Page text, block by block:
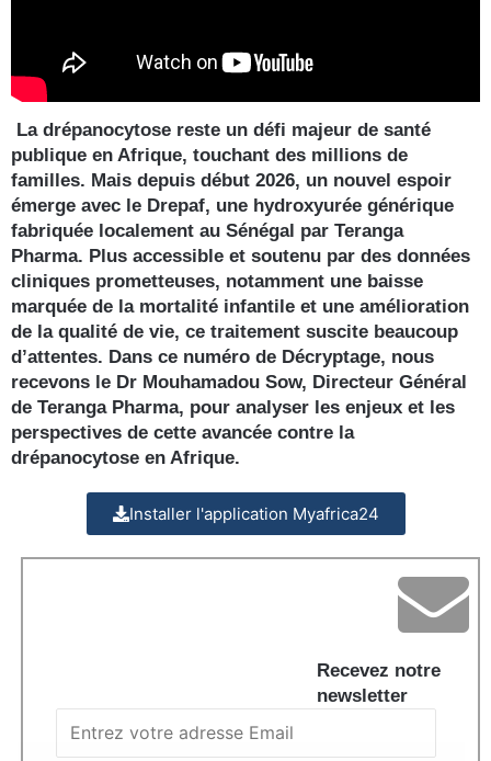
La drépanocytose reste un défi majeur de santé
publique en Afrique, touchant des millions de
familles. Mais depuis début 2026, un nouvel espoir
émerge avec le Drepaf, une hydroxyurée générique
fabriquée localement au Sénégal par Teranga
Pharma. Plus accessible et soutenu par des données
cliniques prometteuses, notamment une baisse
marquée de la mortalité infantile et une amélioration
de la qualité de vie, ce traitement suscite beaucoup
d’attentes. Dans ce numéro de Décryptage, nous
recevons le Dr Mouhamadou Sow, Directeur Général
de Teranga Pharma, pour analyser les enjeux et les
perspectives de cette avancée contre la
drépanocytose en Afrique.
Installer l'application Myafrica24
Recevez notre
newsletter